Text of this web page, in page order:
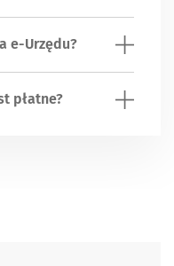
e-Urzędu?
płatne?